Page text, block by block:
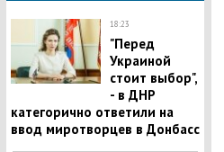
18:23
"Перед
Украиной
стоит выбор",
- в ДНР
категорично ответили на
ввод миротворцев в Донбасс